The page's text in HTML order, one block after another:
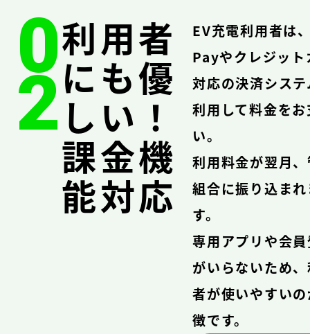
0
2
利用者
にも優
しい！
課金機
能対応
EV充電利用者は
Payやクレジット
対応の決済シス
利用して料金を
い。
利用料金が翌月
組合に振り込ま
す。
専用アプリや会
がいらないため
者が使いやすい
徴です。